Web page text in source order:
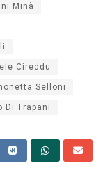
Minà
Cireddu
Selloni
Di Trapani